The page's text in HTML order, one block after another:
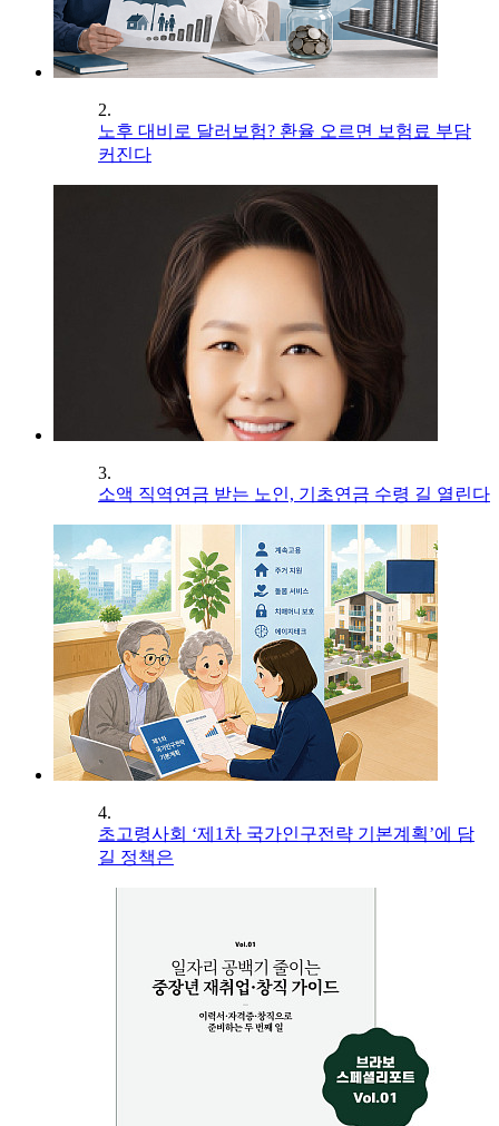
2.
노후 대비로 달러보험? 환율 오르면 보험료 부담
커진다
3.
소액 직역연금 받는 노인, 기초연금 수령 길 열린다
4.
초고령사회 ‘제1차 국가인구전략 기본계획’에 담
길 정책은